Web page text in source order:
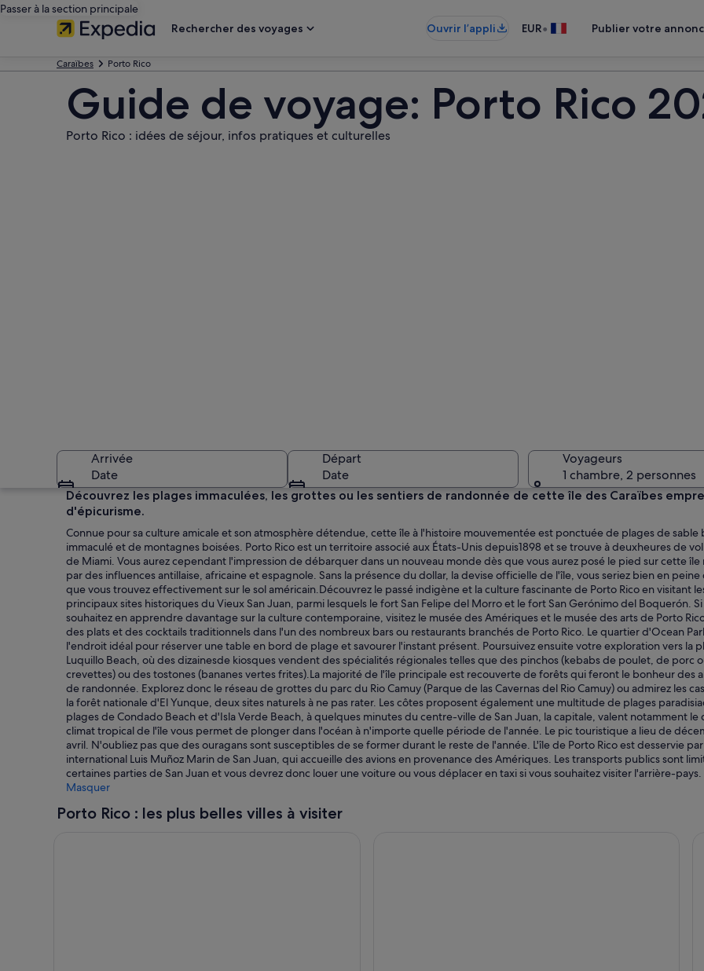
Passer à la section principale
Rechercher des voyages
Ouvrir l’appli EUR• Publier votre
Caraïbes Porto Rico
Guide de voyage: Porto Rico
Porto Rico : idées de séjour, infos pratiques et culturelles
Un coucher de soleil sur une mer calme, avec plusieurs bateaux, une plage de sable et une
Un
Arrivée
Date
Départ
Date
Voyageurs
1 chambre, 2 personnes
Découvrez les plages immaculées, les grottes ou les sentiers de randonnée de cette île des Caraïbes
d'épicurisme.
Connue pour sa culture amicale et son atmosphère détendue, cette île à l'histoire mouvementée est ponctuée de plages de sable
immaculé et de montagnes boisées. Porto Rico est un territoire associé aux États-Unis depuis1898 et se trouve à deuxheures de
de Miami. Vous aurez cependant l'impression de débarquer dans un nouveau monde dès que vous aurez posé le pied sur cette île
par des influences antillaise, africaine et espagnole. Sans la présence du dollar, la devise officielle de l'île, vous seriez bien en
que vous trouvez effectivement sur le sol américain.Découvrez le passé indigène et la culture fascinante de Porto Rico en visitant
principaux sites historiques du Vieux San Juan, parmi lesquels le fort San Felipe del Morro et le fort San Gerónimo del Boquerón.
souhaitez en apprendre davantage sur la culture contemporaine, visitez le musée des Amériques et le musée des arts de Porto
des plats et des cocktails traditionnels dans l'un des nombreux bars ou restaurants branchés de Porto Rico. Le quartier d'Ocean
l'endroit idéal pour réserver une table en bord de plage et savourer l'instant présent. Poursuivez ensuite votre exploration vers la
Luquillo Beach, où des dizainesde kiosques vendent des spécialités régionales telles que des pinchos (kebabs de poulet, de porc
crevettes) ou des tostones (bananes vertes frites).La majorité de l'île principale est recouverte de forêts qui feront le bonheur des
de randonnée. Explorez donc le réseau de grottes du parc du Rio Camuy (Parque de las Cavernas del Rio Camuy) ou admirez les
la forêt nationale d'El Yunque, deux sites naturels à ne pas rater. Les côtes proposent également une multitude de plages
plages de Condado Beach et d'Isla Verde Beach, à quelques minutes du centre-ville de San Juan, la capitale, valent notamment le
climat tropical de l'île vous permet de plonger dans l'océan à n'importe quelle période de l'année. Le pic touristique a lieu de
avril. N'oubliez pas que des ouragans sont susceptibles de se former durant le reste de l'année. L'île de Porto Rico est desservie
international Luis Muñoz Marin de San Juan, qui accueille des avions en provenance des Amériques. Les transports publics sont
certaines parties de San Juan et vous devrez donc louer une voiture ou vous déplacer en taxi si vous souhaitez visiter l'arrière-pays.
Masquer
Porto Rico : les plus belles villes à visiter